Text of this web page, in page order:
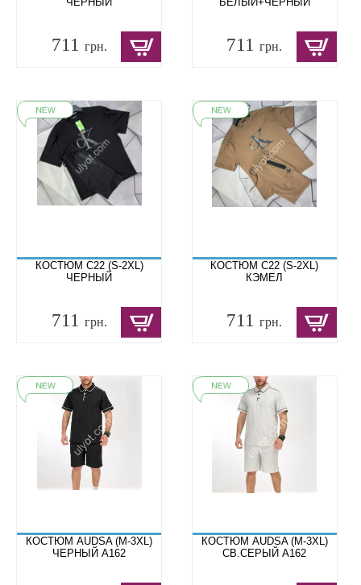
711 грн. 711грн.
КОСТЮМ C22 (S-2XL)
ЧЕРНЫЙ
711 грн.
КОСТЮМ C22 (S-2XL)
КЭМЕЛ
711грн.
КОСТЮМ AUDSA (M-3XL)
ЧЕРНЫЙ A162
КОСТЮМ AUDSA (M-3XL)
СВ.СЕРЫЙ A162